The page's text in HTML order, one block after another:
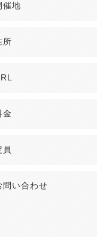
催地
所
金
員
問い合わせ